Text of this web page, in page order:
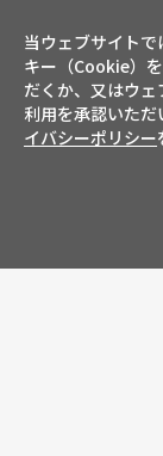
当ウェブサイト
キー（Cookie）
だくか、又はウ
利用を承認いた
イバシーポリシー